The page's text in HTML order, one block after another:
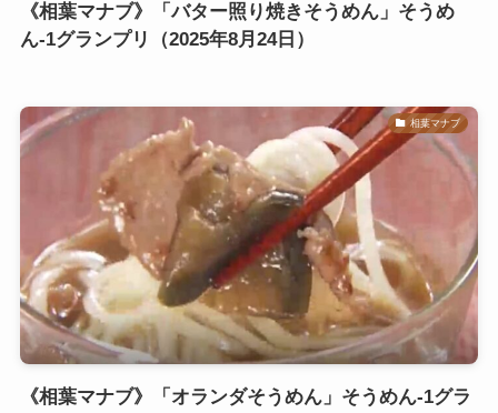
《相葉マナブ》「バター照り焼きそうめん」そうめ
ん-1グランプリ（2025年8月24日）
相葉マナブ
《相葉マナブ》「オランダそうめん」そうめん-1グラ